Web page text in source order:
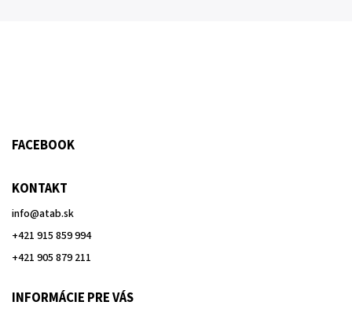
FACEBOOK
KONTAKT
info@atab.sk
+421 915 859 994
+421 905 879 211
INFORMÁCIE PRE VÁS